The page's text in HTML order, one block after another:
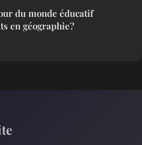
du monde éducatif
en géographie?